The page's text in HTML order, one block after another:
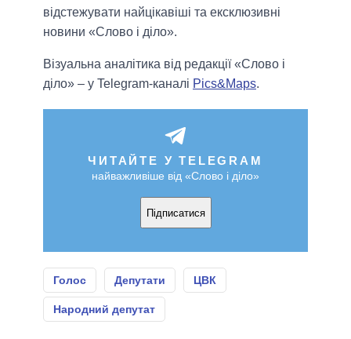
відстежувати найцікавіші та ексклюзивні
новини «Слово і діло».
Візуальна аналітика від редакції «Слово і
діло» – у Telegram-каналі Pics&Maps.
ЧИТАЙТЕ У TELEGRAM
найважливіше від «Слово і діло»
Підписатися
Голос Депутати ЦВК
Народний депутат